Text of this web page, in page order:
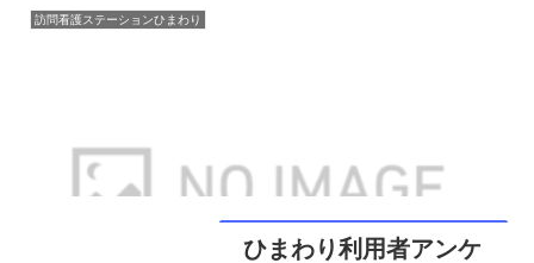
訪問看護ステーションひまわり
ひまわり利用者アンケ